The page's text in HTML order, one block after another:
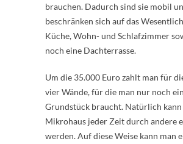
brauchen. Dadurch sind sie mobil
beschränken sich auf das
Küche, Wohn- und Schlafzimmer
noch eine Dachterrasse.
Um die 35.000 Euro zahlt man für
vier Wände, für die man nur noch
Grundstück braucht. Natürlich kann
Mikrohaus jeder Zeit durch andere
werden. Auf diese Weise kann man